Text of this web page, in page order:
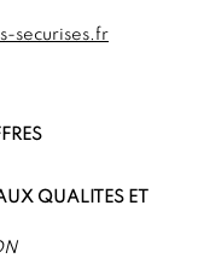
securises.fr
QUALITES ET